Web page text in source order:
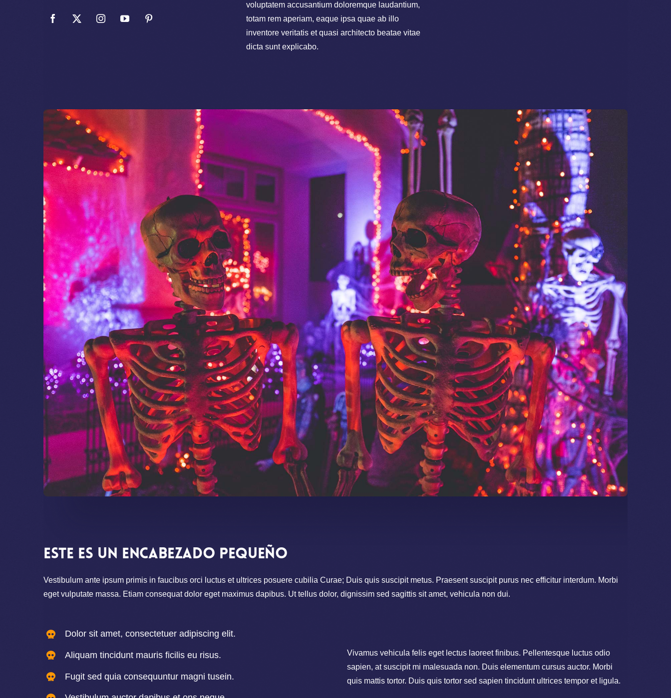
voluptatem accusantium doloremque laudantium,
totam rem aperiam, eaque ipsa quae ab illo
inventore veritatis et quasi architecto beatae vitae
dicta sunt explicabo.
Este es un encabezado pequeño
Vestibulum ante ipsum primis in faucibus orci luctus et ultrices posuere cubilia Curae; Duis quis suscipit metus. Praesent suscipit purus nec efficitur interdum. Morbi
eget vulputate massa. Etiam consequat dolor eget maximus dapibus. Ut tellus dolor, dignissim sed sagittis sit amet, vehicula non dui.
Dolor sit amet, consectetuer adipiscing elit.
Aliquam tincidunt mauris ficilis eu risus.
Fugit sed quia consequuntur magni tusein.
Vivamus vehicula felis eget lectus laoreet finibus. Pellentesque luctus odio
sapien, at suscipit mi malesuada non. Duis elementum cursus auctor. Morbi
quis mattis tortor. Duis quis tortor sed sapien tincidunt ultrices tempor et ligula.